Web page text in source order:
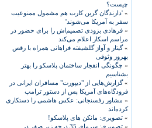
چیست؟
» 'دارندگان گرین کارت هم مشمول ممنوعیت
سفر به آمریکا می‌شوند'
» فرهادی بزودی تصمیم‌اش را برای حضور در
مراسم اسکار اعلام می‌کند
»گیتار و آواز گلشیفته فراهانی همراه با رقص
بهروز وثوقی
» چگونگی انفجار ساختمان پلاسکو را بهتر
بشناسیم
»گزارش‌هایی از "دیپورت" مسافران ایرانی در
فرودگاه‌های آمریکا پس از دستور ترامپ
» مشاور رفسنجانی: عکس هاشمی را دستکاری
کرده‌اند
» تصویری: مانکن های پلاسکو!
»
تصویری: سرمای 35 درجه زیر صفر در